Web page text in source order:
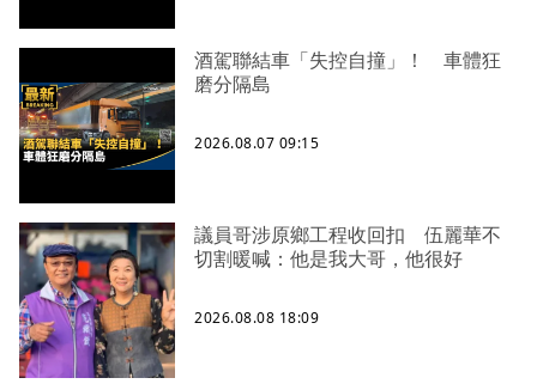
酒駕聯結車「失控自撞」！ 車體狂
磨分隔島
2026.08.07 09:15
議員哥涉原鄉工程收回扣 伍麗華不
切割暖喊：他是我大哥，他很好
2026.08.08 18:09